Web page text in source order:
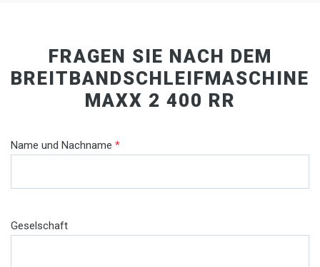
FRAGEN SIE NACH DEM
BREITBANDSCHLEIFMASCHINE
MAXX 2 400 RR
Name und Nachname *
Geselschaft